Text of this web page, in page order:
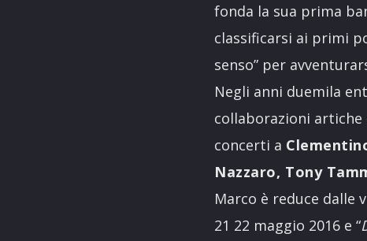
fonda la sua prima
classificarsi ai primi
senso” per
Negli anni duemila
collaborazioni
concerti a
Nazzaro, Tony
Marco è reduce dalle
21 22 maggio 2016 e “